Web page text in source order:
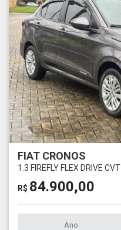
FIAT CRONOS
1.3 FIREFLY FLEX DRIVE CVT
R$ 84.900,00
Ano